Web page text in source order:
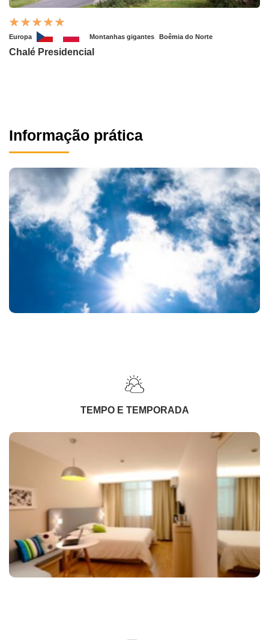
Europa Montanhas gigantes Boêmia do Norte
Chalé Presidencial
Informação prática
TEMPO E TEMPORADA